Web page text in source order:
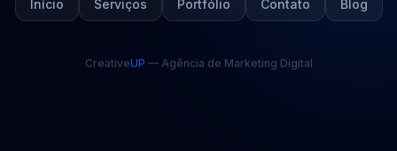
Início Serviços Portfólio Contato Blog
CreativeUP — Agência de Marketing Digital